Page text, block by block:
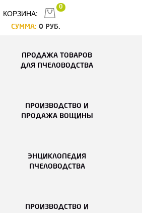
КОРЗИНА:
0
СУММА: 0 РУБ.
ПРОДАЖА ТОВАРОВ
ДЛЯ ПЧЕЛОВОДСТВА
ПРОИЗВОДСТВО И
ПРОДАЖА ВОЩИНЫ
ЭНЦИКЛОПЕДИЯ
ПЧЕЛОВОДСТВА
ПРОИЗВОДСТВО И